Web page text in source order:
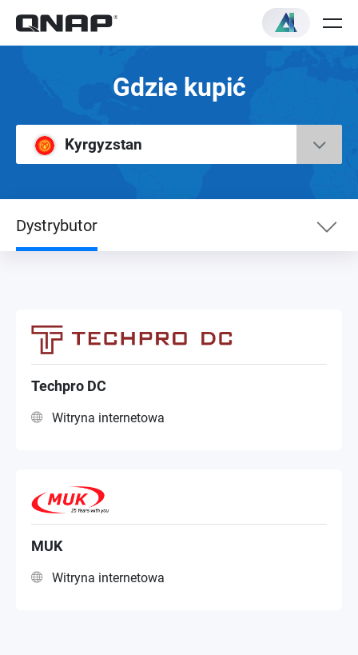
Gdzie kupić
Kyrgyzstan
Dystrybutor
Techpro DC
Witryna internetowa
MUK
Witryna internetowa